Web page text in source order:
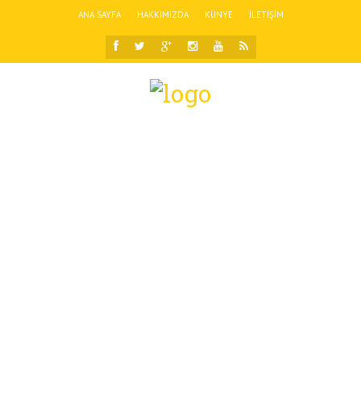
ANA SAYFA HAKKIMIZDA KÜNYE İLETIŞIM